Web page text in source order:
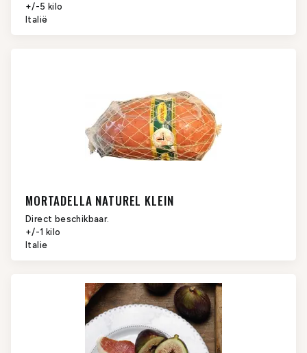
+/-5 kilo
Italië
MORTADELLA NATUREL KLEIN
Direct beschikbaar.
+/-1 kilo
Italie